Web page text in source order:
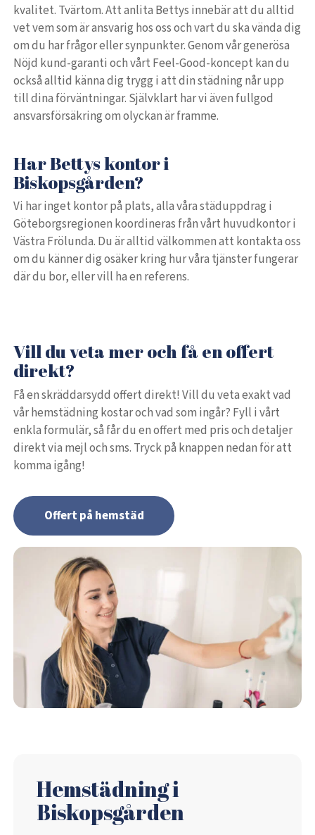
kvalitet. Tvärtom. Att anlita Bettys innebär att du alltid
vet vem som är ansvarig hos oss och vart du ska vända dig
om du har frågor eller synpunkter. Genom vår generösa
Nöjd kund-garanti och vårt Feel-Good-koncept kan du
också alltid känna dig trygg i att din städning når upp
till dina förväntningar. Självklart har vi även fullgod
ansvarsförsäkring om olyckan är framme.
Har Bettys kontor i
Biskopsgården?
Vi har inget kontor på plats, alla våra städuppdrag i
Göteborgsregionen koordineras från vårt huvudkontor i
Västra Frölunda. Du är alltid välkommen att kontakta oss
om du känner dig osäker kring hur våra tjänster fungerar
där du bor, eller vill ha en referens.
Vill du veta mer och få en offert
direkt?
Få en skräddarsydd offert direkt! Vill du veta exakt vad
vår hemstädning kostar och vad som ingår? Fyll i vårt
enkla formulär, så får du en offert med pris och detaljer
direkt via mejl och sms. Tryck på knappen nedan för att
komma igång!
Offert på hemstäd
Hemstädning i
Biskopsgården